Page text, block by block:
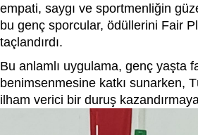
empati, saygı ve sportmenliğin
bu genç sporcular, ödüllerini Fair
taçlandırdı.
Bu anlamlı uygulama, genç yaşta
benimsenmesine katkı sunarken,
ilham verici bir duruş